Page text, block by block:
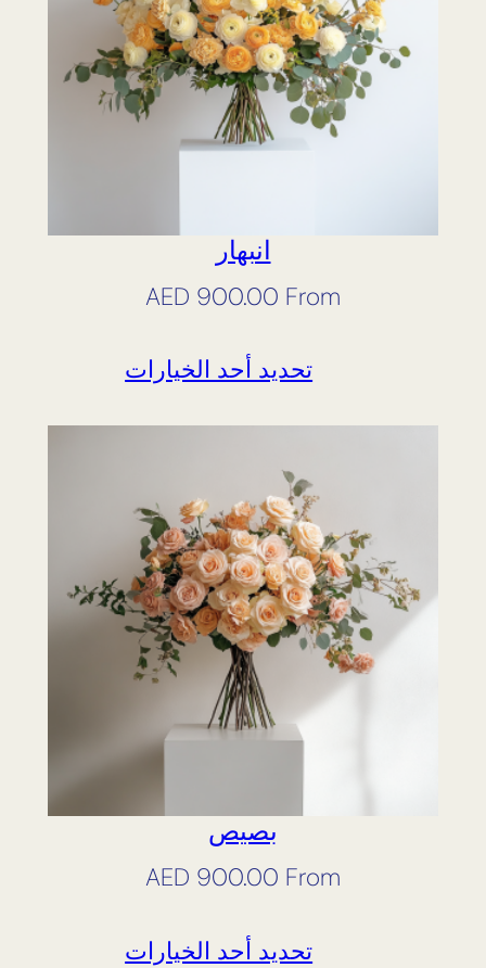
انبهار
From
AED 900.00
تحديد أحد الخيارات
بصيص
From
AED 900.00
تحديد أحد الخيارات